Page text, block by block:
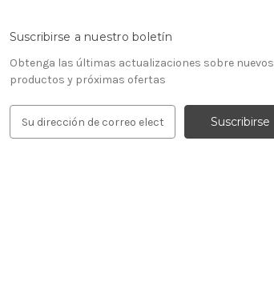
Suscribirse a nuestro boletín
Obtenga las últimas actualizaciones sobre nuevos
productos y próximas ofertas